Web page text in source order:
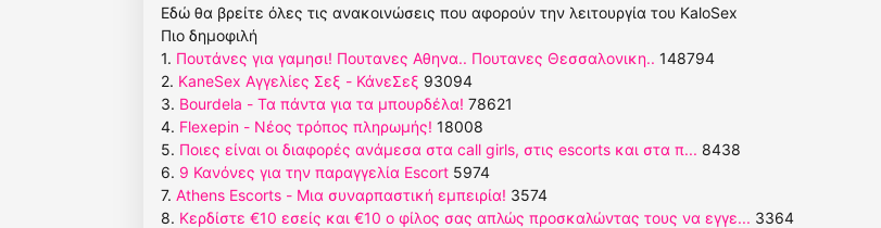
Εδώ θα βρείτε όλες τις ανακοινώσεις που αφορούν την λειτουργία του KaloSex
Πιο δημοφιλή
1. Πουτάνες για γαμησι! Πουτανες Αθηνα.. Πουτανες Θεσσαλονικη.. 148794
2. KaneSex Αγγελίες Σεξ - ΚάνεΣεξ 93094
3. Bourdela - Τα πάντα για τα μπουρδέλα! 78621
4. Flexepin - Νέος τρόπος πληρωμής! 18008
5. Ποιες είναι οι διαφορές ανάμεσα στα call girls, στις escorts και στα π... 8438
6. 9 Κανόνες για την παραγγελία Escort 5974
7. Athens Escorts - Μια συναρπαστική εμπειρία! 3574
8. Κερδίστε €10 εσείς και €10 ο φίλος σας απλώς προσκαλώντας τους να εγγε... 3364